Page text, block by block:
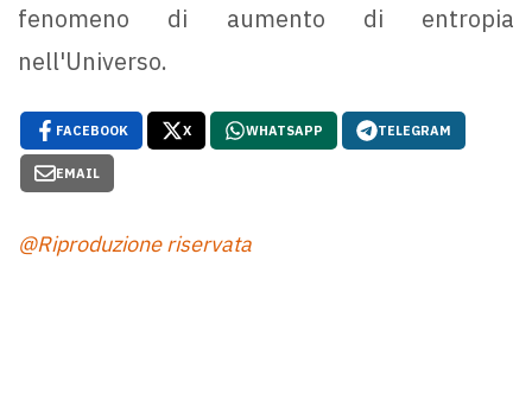
fenomeno di aumento di entropia
nell'Universo.
FACEBOOK X WHATSAPP TELEGRAM
EMAIL
@Riproduzione riservata